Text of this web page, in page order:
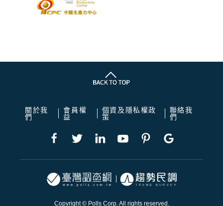
關於我
們
會員權
益
個資及隱私權政
策
聯絡我
們
Copyright © Polls Corp. All rights reserved.